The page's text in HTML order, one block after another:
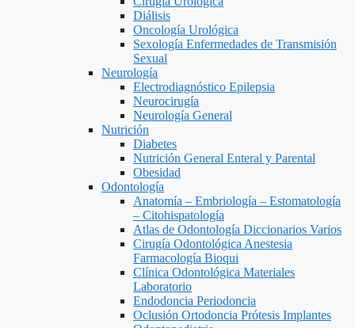
Diálisis
Oncología Urológica
Sexología Enfermedades de Transmisión
Sexual
Neurología
Electrodiagnóstico Epilepsia
Neurocirugía
Neurología General
Nutrición
Diabetes
Nutrición General Enteral y Parental
Obesidad
Odontología
Anatomía – Embriología – Estomatología
– Citohispatología
Atlas de Odontología Diccionarios Varios
Cirugía Odontológica Anestesia
Farmacología Bioqui
Clínica Odontológica Materiales
Laboratorio
Endodoncia Periodoncia
Oclusión Ortodoncia Prótesis Implantes